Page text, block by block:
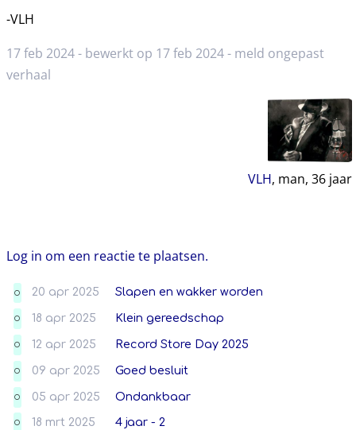
-VLH
17 feb 2024 - bewerkt op 17 feb 2024 - meld ongepast
verhaal
VLH, man, 36jaar
Log in om een reactie te plaatsen.
O 20 apr 2025 Slapen en wakker worden
O 18 apr 2025 Klein gereedschap
O 12 apr 2025 Record Store Day 2025
O 09 apr 2025 Goed besluit
O 05 apr 2025 Ondankbaar
O 18 mrt 2025 4 jaar - 2